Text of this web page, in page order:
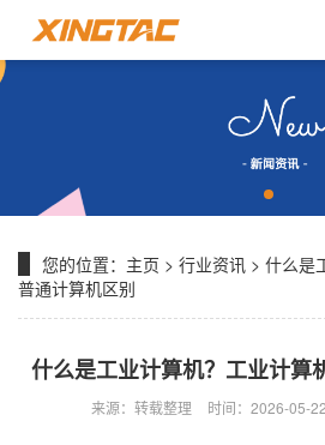
您的位置： 主页 > 行业资讯 > 什么是
普通计算机区别
什么是工业计算机？工业计算
来源：转载整理 时间：2026-05-